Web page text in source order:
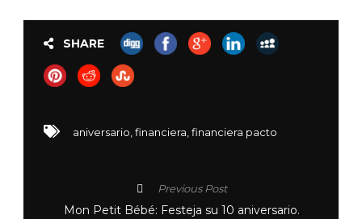
SHARE
aniversario financiera financiera pacto
Previous Post
Mon Petit Bébé: Festeja su 10 aniversario.